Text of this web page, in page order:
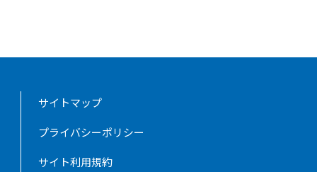
サイトマップ
プライバシーポリシー
サイト利用規約